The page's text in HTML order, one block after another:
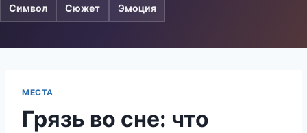
Символ Сюжет Эмоция
МЕСТА
Грязь во сне: что